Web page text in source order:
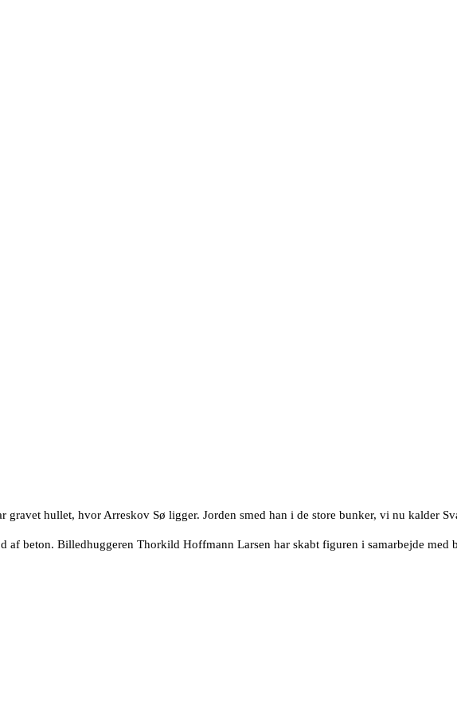
hullet, hvor Arreskov Sø ligger. Jorden smed han i de store bunker, vi nu kalder
beton. Billedhuggeren Thorkild Hoffmann Larsen har skabt figuren i samarbejde med